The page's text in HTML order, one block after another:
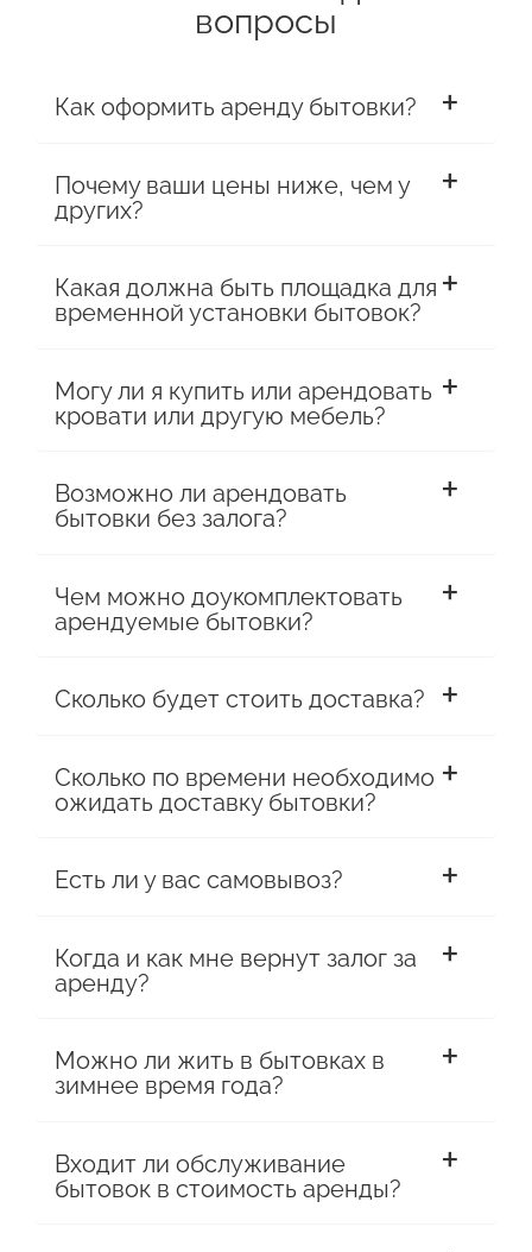
вопросы
Как оформить аренду бытовки?
Почему ваши цены ниже, чем у
других?
Какая должна быть площадка для
временной установки бытовок?
Могу ли я купить или арендовать
кровати или другую мебель?
Возможно ли арендовать
бытовки без залога?
Чем можно доукомплектовать
арендуемые бытовки?
Сколько будет стоить доставка?
Сколько по времени необходимо
ожидать доставку бытовки?
Есть ли у вас самовывоз?
Когда и как мне вернут залог за
аренду?
Можно ли жить в бытовках в
зимнее время года?
Входит ли обслуживание
бытовок в стоимость аренды?